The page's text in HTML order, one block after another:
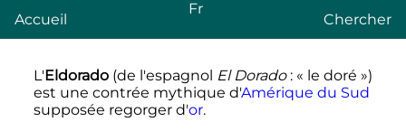
Accueil
Fr
Chercher
L'Eldorado(de l'espagnol El Dorado : « le doré »)
est une contrée mythique d'Amérique du Sud
supposée regorger d'or.